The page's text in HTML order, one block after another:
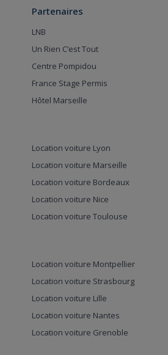
Partenaires
LNB
Un Rien C’est Tout
Centre Pompidou
France Stage Permis
Hôtel Marseille
Location voiture Lyon
Location voiture Marseille
Location voiture Bordeaux
Location voiture Nice
Location voiture Toulouse
Location voiture Montpellier
Location voiture Strasbourg
Location voiture Lille
Location voiture Nantes
Location voiture Grenoble